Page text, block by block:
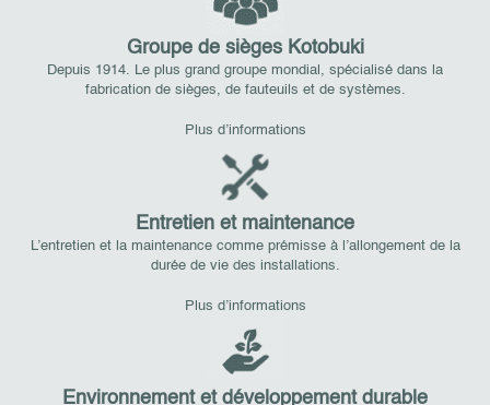
Groupe de sièges Kotobuki
Depuis 1914. Le plus grand groupe mondial, spécialisé dans la
fabrication de sièges, de fauteuils et de systèmes.
Plus d’informations
Entretien et maintenance
L’entretien et la maintenance comme prémisse à l’allongement de la
durée de vie des installations.
Plus d’informations
Environnement et développement durable